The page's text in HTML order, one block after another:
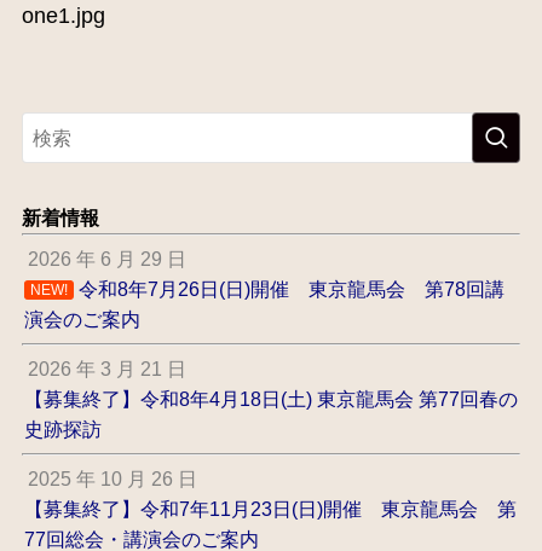
one1.jpg
新着情報
2026 年 6 月 29 日
NEW! 令和8年7月26日(日)開催 東京龍馬会 第78回講
演会のご案内
2026 年 3 月 21 日
【募集終了】令和8年4月18日(土) 東京龍馬会 第77回春の
史跡探訪
2025 年 10 月 26 日
【募集終了】令和7年11月23日(日)開催 東京龍馬会 第
77回総会・講演会のご案内